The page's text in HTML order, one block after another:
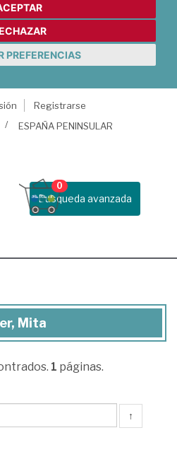
PREFERENCIAS
Registrarse
ESPAÑA PENINSULAR
Busqueda avanzada
0
Mita
1 páginas.
↑